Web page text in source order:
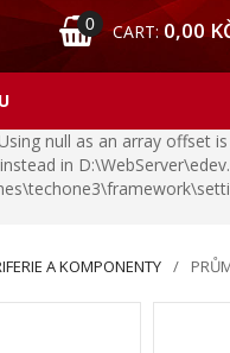
0 CART: 0,00
null as an array offset
in
A KOMPONENTY